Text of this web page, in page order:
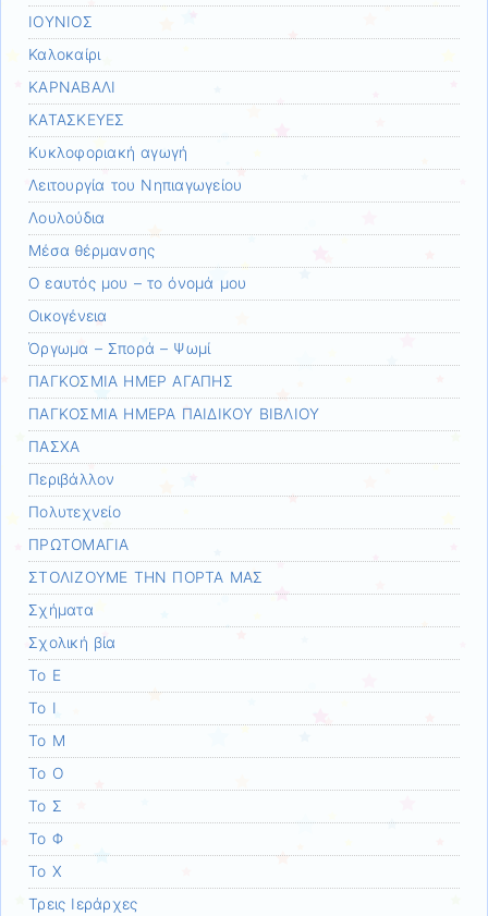
ΙΟΥΝΙΟΣ
Καλοκαίρι
ΚΑΡΝΑΒΑΛΙ
ΚΑΤΑΣΚΕΥΕΣ
Κυκλοφοριακή αγωγή
Λειτουργία του Νηπιαγωγείου
Λουλούδια
Μέσα θέρμανσης
Ο εαυτός μου – το όνομά μου
Οικογένεια
Όργωμα – Σπορά – Ψωμί
ΠΑΓΚΟΣΜΙΑ ΗΜΕΡ ΑΓΑΠΗΣ
ΠΑΓΚΟΣΜΙΑ ΗΜΕΡΑ ΠΑΙΔΙΚΟΥ ΒΙΒΛΙΟΥ
ΠΑΣΧΑ
Περιβάλλον
Πολυτεχνείο
ΠΡΩΤΟΜΑΓΙΑ
ΣΤΟΛΙΖΟΥΜΕ ΤΗΝ ΠΟΡΤΑ ΜΑΣ
Σχήματα
Σχολική βία
Το Ε
Το Ι
Το Μ
Το Ο
Το Σ
Το Φ
Το Χ
Τρεις Ιεράρχες